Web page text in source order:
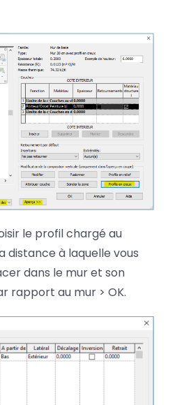
le profil chargé au
distance à laquelle vous
dans le mur et son
rapport au mur > OK.